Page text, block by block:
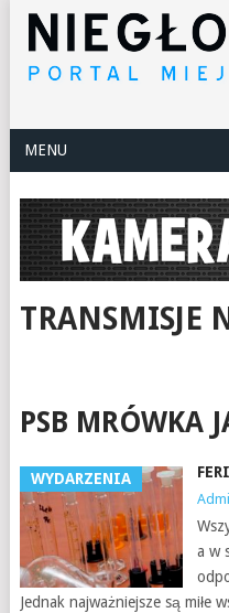
MENU
TRANSMISJE
PSB MRÓWKA
WYDARZENIA
a w
Jednak najważniejsze są miłe